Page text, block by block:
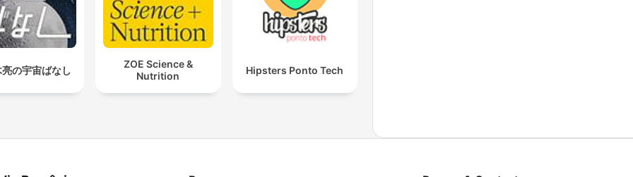
の宇宙ばなし
ZOE Science &
Nutrition
Hipsters Ponto Tech